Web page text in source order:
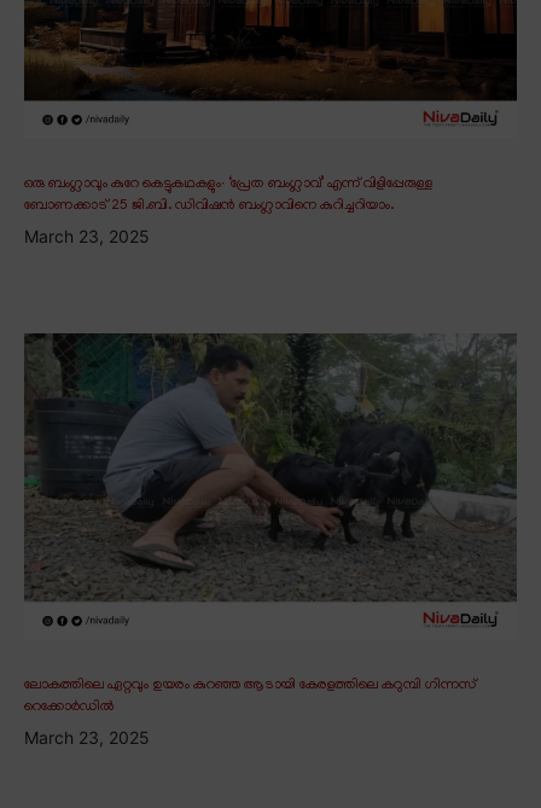
ഒരു ബംഗ്ലാവും കുറേ കെട്ടുകഥകളും∙ ‘പ്രേത ബംഗ്ലാവ്’ എന്ന് വിളിപ്പേരുള്ള
ബോണക്കാട് 25 ജി.ബി. ഡിവിഷൻ ബംഗ്ലാവിനെ കുറിച്ചറിയാം.
March 23, 2025
ലോകത്തിലെ ഏറ്റവും ഉയരം കുറഞ്ഞ ആടായി കേരളത്തിലെ കറുമ്പി ഗിന്നസ്
റെക്കോർഡിൽ
March 23, 2025